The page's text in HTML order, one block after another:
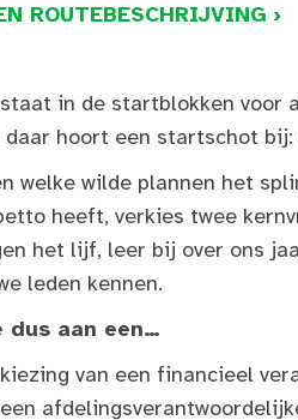
ROUTEBESCHRIJVING ›
in de startblokken voor
daar hoort een startschot bij:
welke wilde plannen het
heeft, verkies twee
het lijf, leer bij over ons
leden kennen.
dus aan een…
van een financieel
een